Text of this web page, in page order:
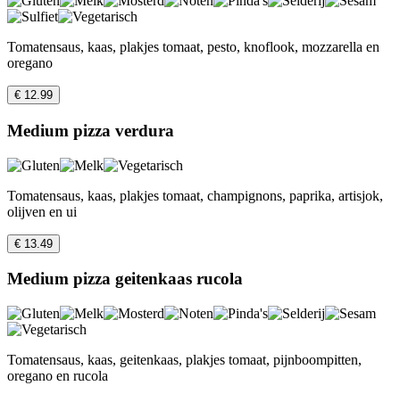
Tomatensaus, kaas, plakjes tomaat, pesto, knoflook, mozzarella en
oregano
€ 12.99
Medium pizza verdura
Tomatensaus, kaas, plakjes tomaat, champignons, paprika, artisjok,
olijven en ui
€ 13.49
Medium pizza geitenkaas rucola
Tomatensaus, kaas, geitenkaas, plakjes tomaat, pijnboompitten,
oregano en rucola